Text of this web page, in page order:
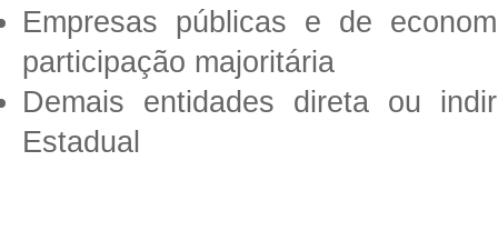
Empresas públicas e de
participação majoritária
Demais entidades direta ou
Estadual